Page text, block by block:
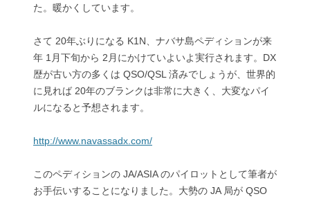
た。暖かくしています。
さて 20年ぶりになる K1N、ナバサ島ペディションが来
年 1月下旬から 2月にかけていよいよ実行されます。DX
歴が古い方の多くは QSO/QSL 済みでしょうが、世界的
に見れば 20年のブランクは非常に大きく、大変なパイ
ルになると予想されます。
http://www.navassadx.com/
このペディションの JA/ASIA のパイロットとして筆者が
お手伝いすることになりました。大勢の JA 局が QSO